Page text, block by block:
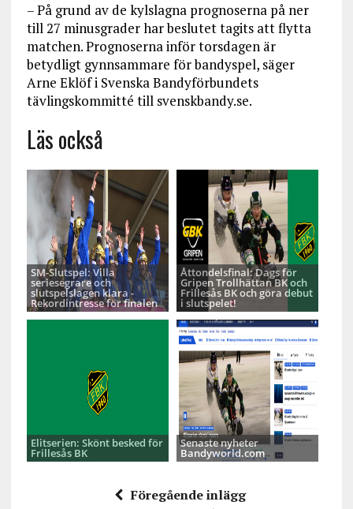
– På grund av de kylslagna prognoserna på ner
till 27 minusgrader har beslutet tagits att flytta
matchen. Prognoserna inför torsdagen är
betydligt gynnsammare för bandyspel, säger
Arne Eklöf i Svenska Bandyförbundets
tävlingskommitté till svenskbandy.se.
Läs också
SM-Slutspel: Villa
seriesegrare och
slutspelslagen klara -
Rekordintresse för finalen
Åttondelsfinal: Dags för
Gripen Trollhättan BK och
Frillesås BK och göra debut
i slutspelet!
Elitserien: Skönt besked för
Frillesås BK
Senaste nyheter
Bandyworld.com
Föregående inlägg